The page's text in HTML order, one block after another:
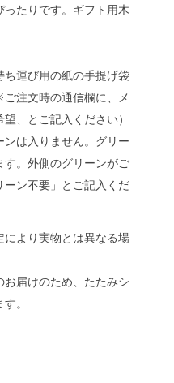
たりです。ギフト用木
ち運び用の紙の手提げ袋
注文時の通信欄に、メ
、とご記入ください）
ンは入りません。グリー
。外側のグリーンがご
ン不要」とご記入くだ
により実物とは異なる場
お届けのため、たたみシ
。